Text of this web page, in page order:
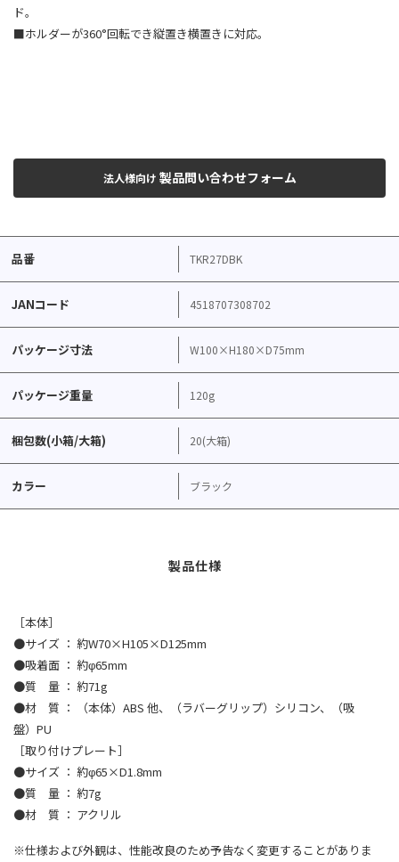
ド。
■ホルダーが360°回転でき縦置き横置きに対応。
法人様向け 製品問い合わせフォーム
品番 TKR27DBK
JANコード 4518707308702
パッケージ寸法 W100×H180×D75mm
パッケージ重量 120g
梱包数(小箱/大箱) 20(大箱)
カラー ブラック
［本体］
●サイズ ： 約W70×H105×D125mm
●吸着面 ： 約φ65mm
●質 量 ： 約71g
●材 質 ： （本体）ABS 他、（ラバーグリップ）シリコン、（吸
盤）PU
［取り付けプレート］
●サイズ ： 約φ65×D1.8mm
●質 量 ： 約7g
●材 質 ： アクリル
※仕様および外観は、性能改良のため予告なく変更することがありま